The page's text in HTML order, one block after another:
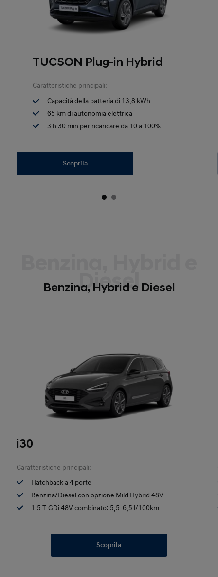
TUCSON Plug-in Hybrid
Caratteristiche principali:
Capacità della batteria di 13,8 kWh
65 km di autonomia elettrica
3 h 30 min per ricaricare da 10 a 100%
Scoprila
Diesel
Benzina, Hybrid e Diesel
i30
Caratteristiche principali:
Hatchback a 4 porte
Benzina/Diesel con opzione Mild Hybrid 48V
1.5 T-GDi 48V combinato: 5,5-6,5 l/100km
Scoprila